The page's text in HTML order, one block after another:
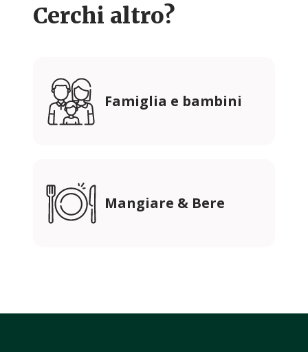
Cerchi altro?
Famiglia e bambini
Mangiare & Bere